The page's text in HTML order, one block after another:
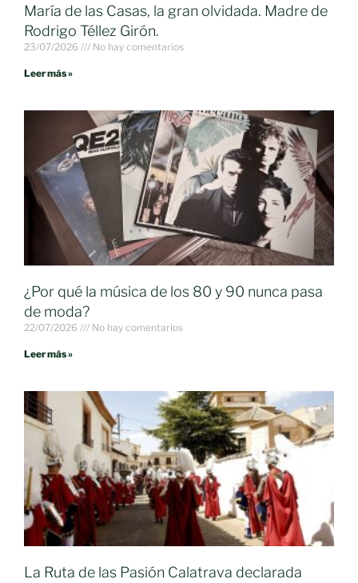
María de las Casas, la gran olvidada. Madre de
Rodrigo Téllez Girón.
23/07/2026 No hay comentarios
Leer más »
¿Por qué la música de los 80 y 90 nunca pasa
de moda?
22/07/2026 No hay comentarios
Leer más »
La Ruta de las Pasión Calatrava declarada